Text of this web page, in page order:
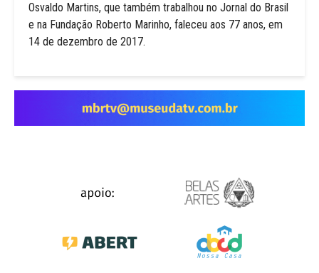
Osvaldo Martins, que também trabalhou no Jornal do Brasil
e na Fundação Roberto Marinho, faleceu aos 77 anos, em
14 de dezembro de 2017.